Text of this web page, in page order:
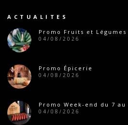
ACTUALITES
Promo Fruits et Légumes
04/08/2026
Promo Épicerie
04/08/2026
Promo Week-end du 7 au
04/08/2026